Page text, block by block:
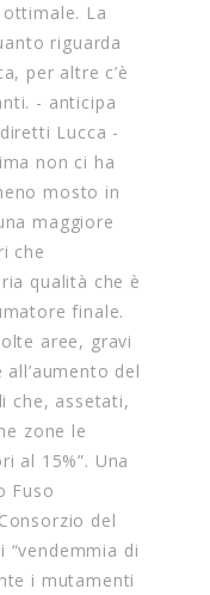
La
riguarda
per altre c’è
- anticipa
Lucca -
non ci ha
mosto in
maggiore
che
qualità che è
finale.
aree, gravi
del
che, assetati,
zone le
al 15%”. Una
Fuso
del
di
i mutamenti